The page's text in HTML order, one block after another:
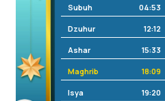
Subuh 04:53
Dzuhur 12:12
Ashar 15:33
Maghrib 18:09
Isya 19:20